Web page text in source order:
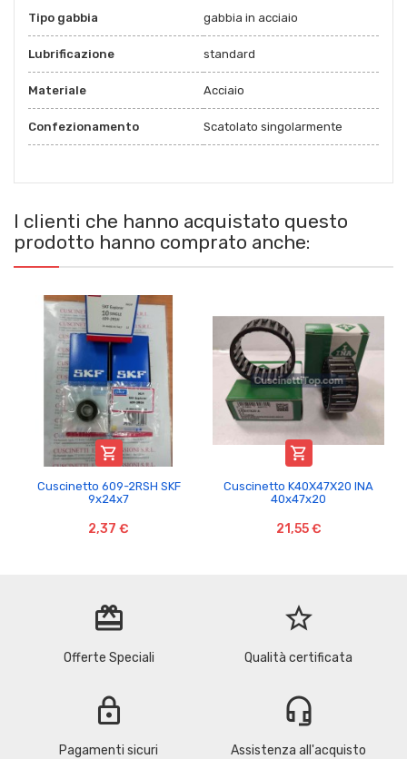
Tipo gabbia gabbia in acciaio
Lubrificazione standard
Materiale Acciaio
Confezionamento Scatolato singolarmente
I clienti che hanno acquistato questo
prodotto hanno comprato anche:

Cuscinetto 609-2RSH SKF
9x24x7
2,37 €

Cuscinetto K40X47X20 INA
40x47x20
21,55 €
redeem
Offerte Speciali
star_border
Qualità certificata
lock
Pagamenti sicuri
headset_mic
Assistenza all'acquisto